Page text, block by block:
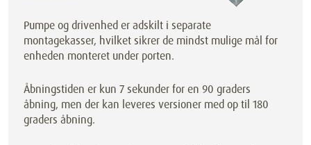
Pumpe og drivenhed er adskilt i separate
montagekasser, hvilket sikrer de mindst mulige mål for
enheden monteret under porten.
Åbningstiden er kun 7 sekunder for en 90 graders
åbning, men der kan leveres versioner med op til 180
graders åbning.